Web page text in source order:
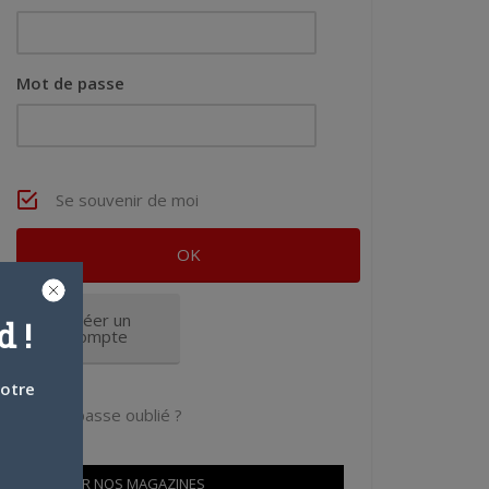
Mot de passe
Se souvenir de moi
Créer un
compte
Mot de passe oublié ?
OÙ TROUVER NOS MAGAZINES
!